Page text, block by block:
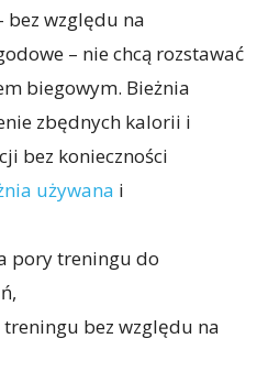
bez względu na
– nie chcą rozstawać
biegowym. Bieżnia
zbędnych kalorii i
bez konieczności
używana i
pory treningu do
bez względu na